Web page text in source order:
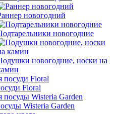
новогодний
новогодние
новогодние, носки на
Floral
Wisteria Garden